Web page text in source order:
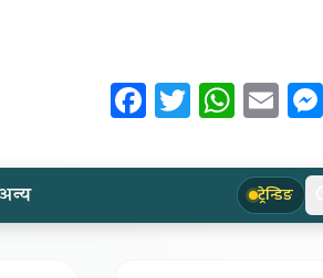
Facebook
Twitter
ट्रेन्डिङ